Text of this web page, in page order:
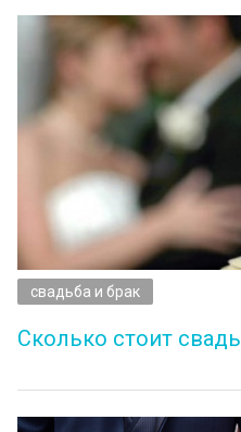
свадьба и брак
Сколько стоит